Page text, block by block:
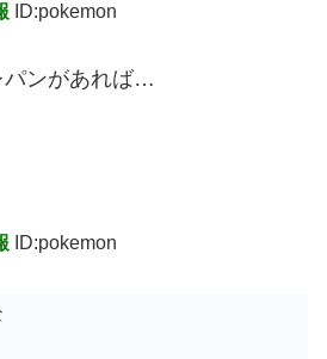
ID:pokemon
パンがあれば…
ID:pokemon